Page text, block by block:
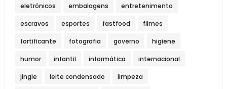
eletrônicos embalagens entretenimento
escravos esportes fastfood filmes
fortificante fotografia governo higiene
humor infantil informática internacional
jingle leite condensado limpeza